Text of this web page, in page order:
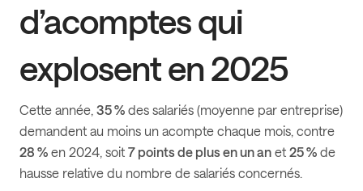
d’acomptes qui
explosent en 2025
Cette année, 35 % des salariés (moyenne par entreprise)
demandent au moins un acompte chaque mois, contre
28 % en 2024, soit 7 points de plus en un an et 25 % de
hausse relative du nombre de salariés concernés.